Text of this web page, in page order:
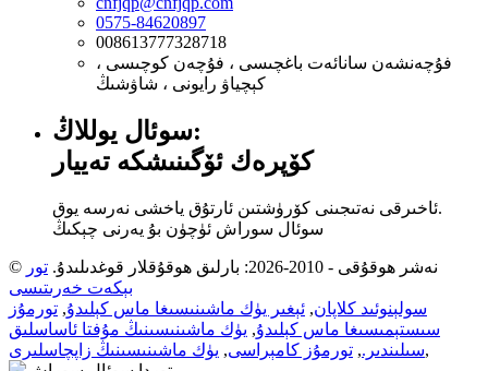
0575-84620897
008613777328718
فۇچەنشەن سانائەت باغچىسى ، فۇچەن كوچىسى ،
كېچياۋ رايونى ، شاۋشىڭ
سوئال يوللاڭ:
كۆپرەك ئۆگىنىشكە تەييار
ئاخىرقى نەتىجىنى كۆرۈشتىن ئارتۇق ياخشى نەرسە يوق.
سوئال سوراش ئۈچۈن بۇ يەرنى چېكىڭ
© نەشر ھوقۇقى - 2010-2026: بارلىق ھوقۇقلار قوغدىلىدۇ.
تور
بېكەت خەرىتىسى
سولېنوئىد كلاپان, ئېغىر يۈك ماشىنىسىغا ماس كېلىدۇ, تورمۇز
سىستېمىسىغا ماس كېلىدۇ, يۈك ماشىنىسىنىڭ مۇفتا ئاساسلىق
سىلىندىر., تورمۇز كامېراسى, يۈك ماشىنىسىنىڭ زاپچاسلىرى ,